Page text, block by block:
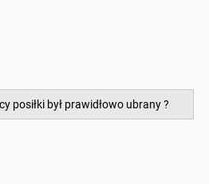
posiłki był prawidłowo ubrany ?